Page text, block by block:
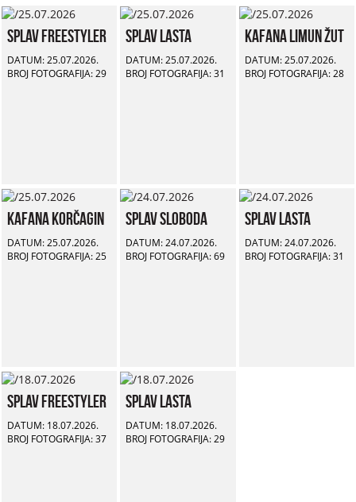
Splav Freestyler
DATUM: 25.07.2026.
BROJ FOTOGRAFIJA: 29
Splav Lasta
DATUM: 25.07.2026.
BROJ FOTOGRAFIJA: 31
Kafana Limun Žut
DATUM: 25.07.2026.
BROJ FOTOGRAFIJA: 28
Kafana Korčagin
DATUM: 25.07.2026.
BROJ FOTOGRAFIJA: 25
Splav Sloboda
DATUM: 24.07.2026.
BROJ FOTOGRAFIJA: 69
Splav Lasta
DATUM: 24.07.2026.
BROJ FOTOGRAFIJA: 31
Splav Freestyler
DATUM: 18.07.2026.
BROJ FOTOGRAFIJA: 37
Splav Lasta
DATUM: 18.07.2026.
BROJ FOTOGRAFIJA: 29